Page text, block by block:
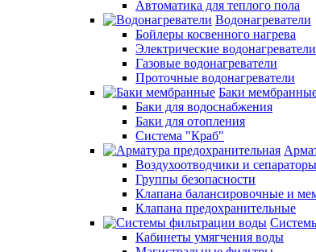
Автоматика для теплого пола
Водонагреватели
Бойлеры косвенного нагрева
Электрические водонагреватели
Газовые водонагреватели
Проточные водонагреватели
Баки
Баки для водоснабжения
Баки для отопления
Система "Краб"
Воздухоотводчики и
Группы безопасности
Клапана балансировочные и
Клапана предохранительные
Кабинеты умягчения воды